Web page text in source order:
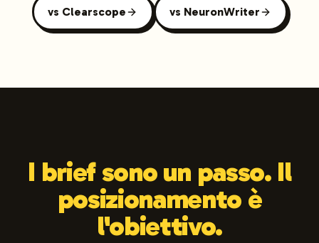
vs Clearscope vs NeuronWriter
I brief sono un passo. Il
posizionamento è
l'obiettivo.